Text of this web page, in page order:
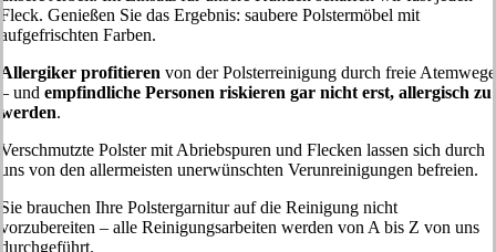
Fleck. Genießen Sie das Ergebnis: saubere Polstermöbel mit
aufgefrischten Farben.
Allergiker profitieren von der Polsterreinigung durch freie Atemwege
– und empfindliche Personen riskieren gar nicht erst, allergisch zu
werden.
Verschmutzte Polster mit Abriebspuren und Flecken lassen sich durch
uns von den allermeisten unerwünschten Verunreinigungen befreien.
Sie brauchen Ihre Polstergarnitur auf die Reinigung nicht
vorzubereiten – alle Reinigungsarbeiten werden von A bis Z von uns
durchgeführt.